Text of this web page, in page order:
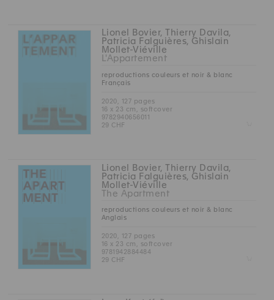
Lionel Bovier, Thierry Davila,
Patricia Falguières, Ghislain
Mollet-Viéville
L'Appartement
reproductions couleurs et noir & blanc
Français
2020, 127 pages
16 x 23 cm, softcover
9782940656011
29 CHF
Lionel Bovier, Thierry Davila,
Patricia Falguières, Ghislain
Mollet-Viéville
The Apartment
reproductions couleurs et noir & blanc
Anglais
2020, 127 pages
16 x 23 cm, softcover
9781942884484
29 CHF